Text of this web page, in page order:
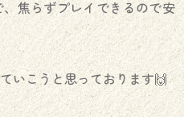
焦らずプレイできるので安
いこうと思っております🙌